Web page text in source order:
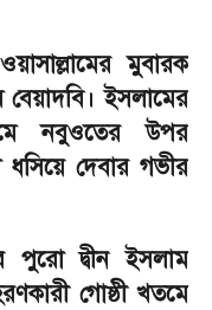
মুবারক
ইসলামের
নবুওতের উপর
দেবার গভীর
দ্বীন ইসলাম
গোষ্ঠী খতমে